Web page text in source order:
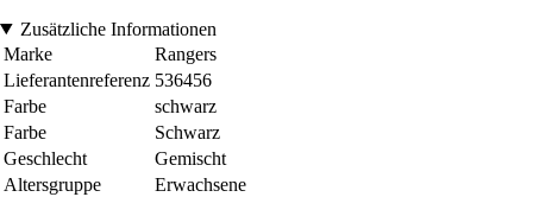
Zusätzliche Informationen
Marke
Rangers
Lieferantenreferenz 536456
Farbe
schwarz
Farbe
Schwarz
Geschlecht
Gemischt
Altersgruppe
Erwachsene